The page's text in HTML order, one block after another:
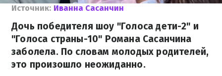
Источник: Иванна Сасанчин
Дочь победителя шоу "Голоса дети-2" и
"Голоса страны-10" Романа Сасанчина
заболела. По словам молодых родителей,
это произошло неожиданно.